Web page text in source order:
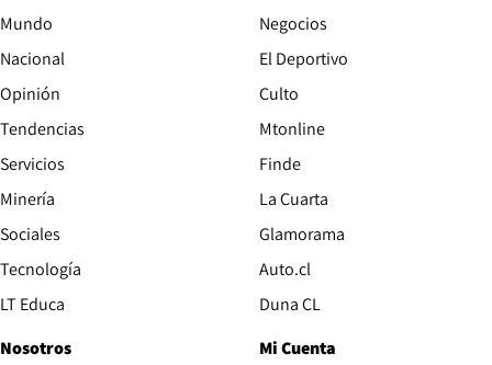
Mundo
Nacional
Opinión
Tendencias
Servicios
Minería
Sociales
Tecnología
LT Educa
Negocios
El Deportivo
Culto
Mtonline
Finde
La Cuarta
Glamorama
Auto.cl
Duna CL
Nosotros
Mi Cuenta